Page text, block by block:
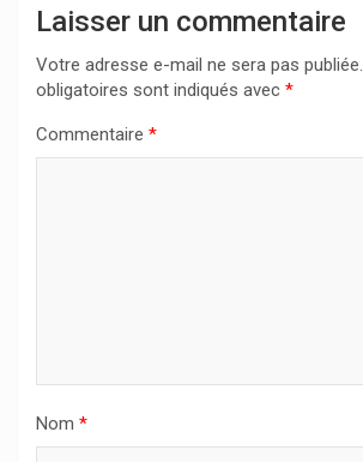
Laisser un commentaire
Votre adresse e-mail ne sera pas publiée.
obligatoires sont indiqués avec *
Commentaire *
Nom *